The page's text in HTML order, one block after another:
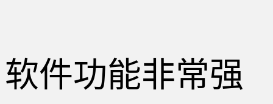
软件功能非常强